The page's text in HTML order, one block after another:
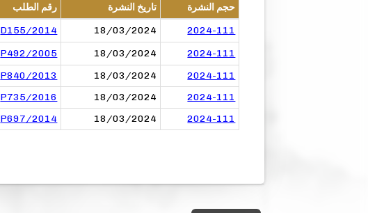
حجم النشرة تاريخ النشرة رقم الطلب
2024-111
18/03/2024
D155/2014
2024-111
18/03/2024
P492/2005
2024-111
18/03/2024
P840/2013
2024-111
18/03/2024
P735/2016
2024-111
18/03/2024
P697/2014